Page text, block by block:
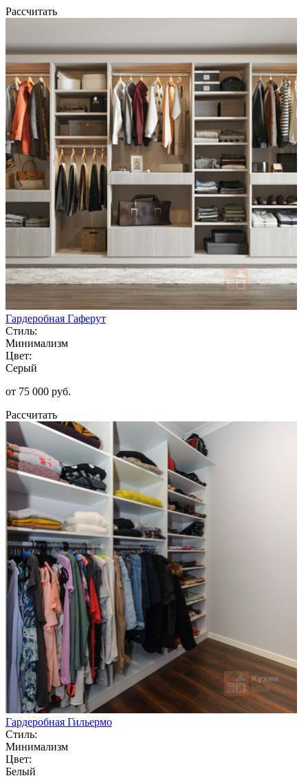
Рассчитать
Гардеробная Гаферут
Стиль:
Минимализм
Цвет:
Серый
от 75 000 руб.
Рассчитать
Гардеробная Гильермо
Стиль:
Минимализм
Цвет:
Белый